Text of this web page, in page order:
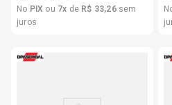
No PIX ou 7x de R$ 33,26sem
juros